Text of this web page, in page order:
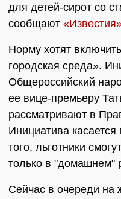
для детей-сирот со
сообщают
Норму хотят
городская среда».
Общероссийский
ее вице-премьеру
рассматривают в
Инициатива
того, льготники
только в "домашнем"
Сейчас в очереди на